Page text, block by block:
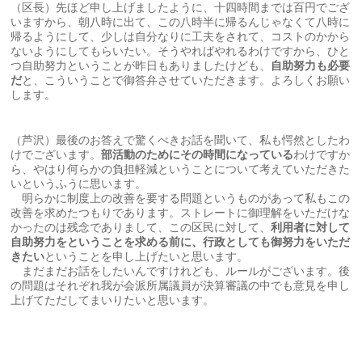
（区長）先ほど申し上げましたように、十四時間までは百円でござ
いますから、朝八時に出て、この八時半に帰るんじゃなくて八時に
帰るようにして、少しは自分なりに工夫をされて、コストのかから
ないようにしてもらいたい。そうやればやれるわけですから、ひと
つ自助努力ということが昨日もありましたけども、 自助努力も必要
だと、こういうことで御答弁させていただきます。よろしくお願い
します。
（芦沢）最後のお答えで驚くべきお話を聞いて、私も愕然としたわ
けでございます。部活動のためにその時間になっているわけですか
ら、やはり何らかの負担軽減ということについて考えていただきた
いというふうに思います。
明らかに制度上の改善を要する問題というものがあって私もこの
改善を求めたつもりであります。ストレートに御理解をいただけな
かったのは残念でありまして、この区民に対して、利用者に対して
自助努力をということを求める前に、行政としても御努力をいただ
きたいということを申し上げたいと思います。
まだまだお話をしたいんですけれども、ルールがございます。後
の問題はそれぞれ我が会派所属議員が決算審議の中でも意見を申し
上げてただしてまいりたいと思います。